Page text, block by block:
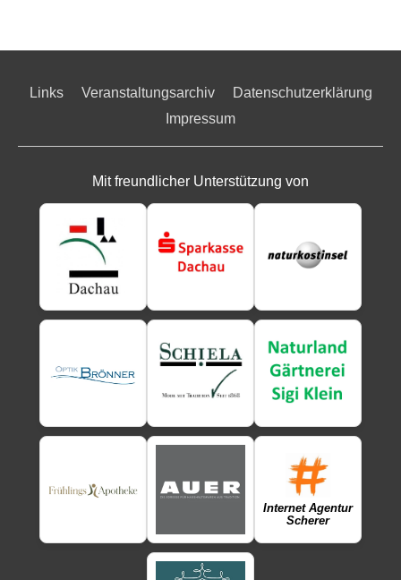
Links Veranstaltungsarchiv
Datenschutzerklärung
Impressum
Mit freundlicher Unterstützung von
Internet Agentur
Scherer